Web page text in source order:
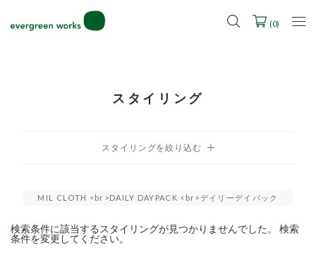
2027年ご入学用ランドセル受注会スケジュール
(0)
スタイリング
MIL CLOTH <br>DAILY DAYPACK <br>デイリーデイパック
検索条件に該当するスタイリングが見つかりませんでした。 検索
条件を変更してください。